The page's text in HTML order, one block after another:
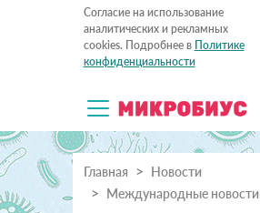
Согласие на использование
аналитических и рекламных
cookies. Подробнее в Политике
конфиденциальности
Главная
Новости
Международные новости